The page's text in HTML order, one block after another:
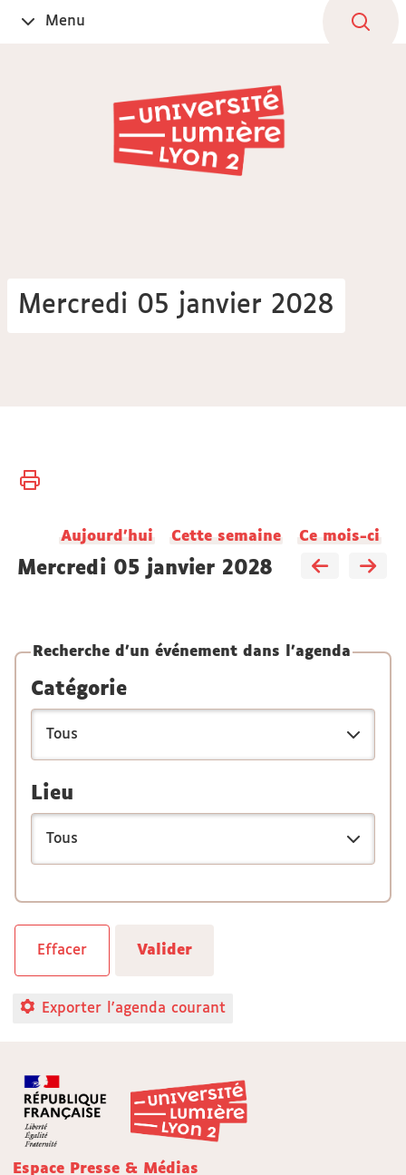
OuvrirMenu
Mercredi 05 janvier 2028
Vous
Accueil
Aujourd'hui Cette semaine Ce mois-ci
mercredi 05 janvier 2028
Recherche d'un événement dans l'agenda
Catégorie
Lieu
Exporter l'agenda courant
Espace Presse & Médias